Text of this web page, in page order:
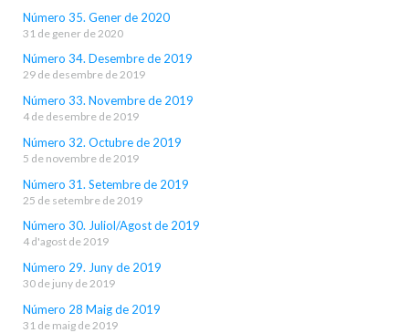
Número 35. Gener de 2020
31 de gener de 2020
Número 34. Desembre de 2019
29 de desembre de 2019
Número 33. Novembre de 2019
4 de desembre de 2019
Número 32. Octubre de 2019
5 de novembre de 2019
Número 31. Setembre de 2019
25 de setembre de 2019
Número 30. Juliol/Agost de 2019
4 d'agost de 2019
Número 29. Juny de 2019
30 de juny de 2019
Número 28 Maig de 2019
31 de maig de 2019